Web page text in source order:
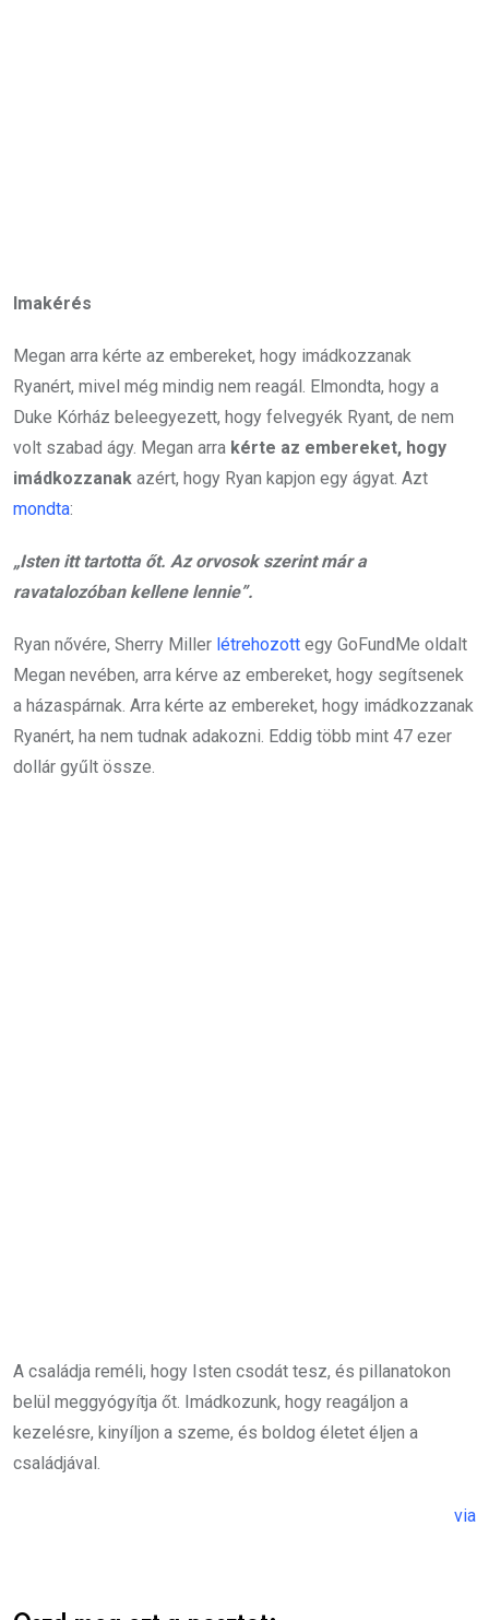
Imakérés
Megan arra kérte az embereket, hogy imádkozzanak
Ryanért, mivel még mindig nem reagál. Elmondta, hogy a
Duke Kórház beleegyezett, hogy felvegyék Ryant, de nem
volt szabad ágy. Megan arra kérte az embereket, hogy
imádkozzanak azért, hogy Ryan kapjon egy ágyat. Azt
mondta:
„Isten itt tartotta őt. Az orvosok szerint már a
ravatalozóban kellene lennie”.
Ryan nővére, Sherry Miller létrehozott egy GoFundMe oldalt
Megan nevében, arra kérve az embereket, hogy segítsenek
a házaspárnak. Arra kérte az embereket, hogy imádkozzanak
Ryanért, ha nem tudnak adakozni. Eddig több mint 47 ezer
dollár gyűlt össze.
A családja reméli, hogy Isten csodát tesz, és pillanatokon
belül meggyógyítja őt. Imádkozunk, hogy reagáljon a
kezelésre, kinyíljon a szeme, és boldog életet éljen a
családjával.
via